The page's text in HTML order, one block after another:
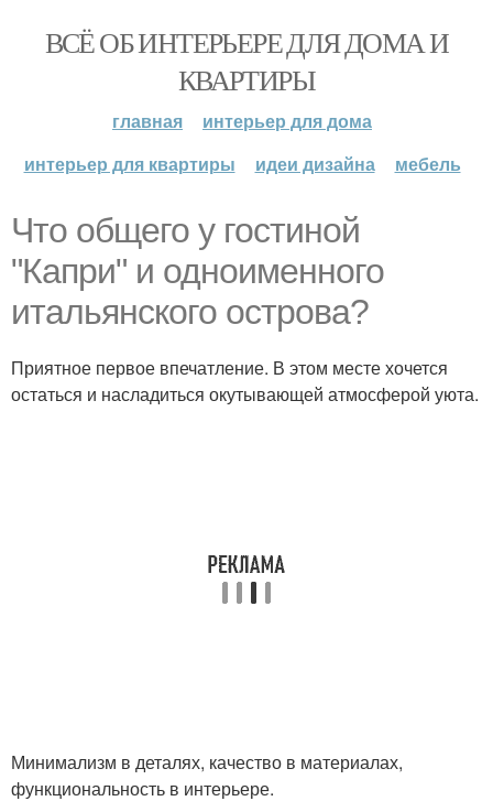
ВСЁ ОБ ИНТЕРЬЕРЕ ДЛЯ ДОМА И
КВАРТИРЫ
главная
интерьер для дома
интерьер для квартиры
идеи дизайна мебель
Что общего у гостиной
"Капри" и одноименного
итальянского острова?
Приятное первое впечатление. В этом месте хочется
остаться и насладиться окутывающей атмосферой уюта.
Минимализм в деталях, качество в материалах,
функциональность в интерьере.